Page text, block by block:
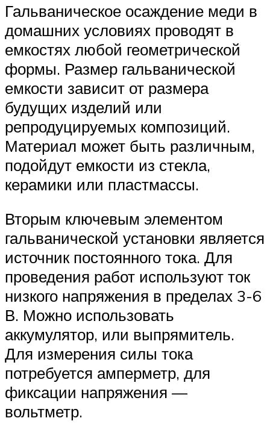
Гальваническое осаждение меди в
домашних условиях проводят в
емкостях любой геометрической
формы. Размер гальванической
емкости зависит от размера
будущих изделий или
репродуцируемых композиций.
Материал может быть различным,
подойдут емкости из стекла,
керамики или пластмассы.
Вторым ключевым элементом
гальванической установки является
источник постоянного тока. Для
проведения работ используют ток
низкого напряжения в пределах 3-6
В. Можно использовать
аккумулятор, или выпрямитель.
Для измерения силы тока
потребуется амперметр, для
фиксации напряжения —
вольтметр.